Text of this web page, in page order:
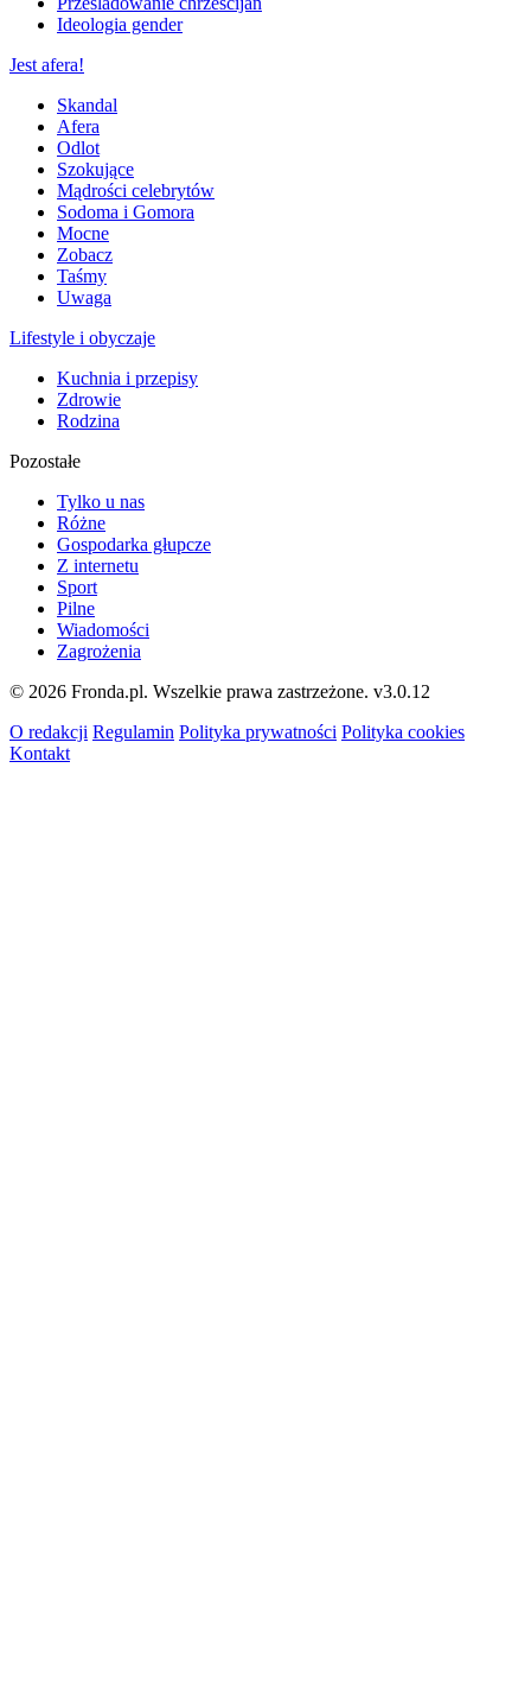
Ideologia gender
Jest afera!
Skandal
Afera
Odlot
Szokujące
Mądrości celebrytów
Sodoma i Gomora
Mocne
Zobacz
Taśmy
Uwaga
Lifestyle i obyczaje
Kuchnia i przepisy
Zdrowie
Rodzina
Pozostałe
Tylko u nas
Różne
Gospodarka głupcze
Z internetu
Sport
Pilne
Wiadomości
Zagrożenia
© 2026 Fronda.pl. Wszelkie prawa zastrzeżone. v3.0.12
O redakcji Regulamin Polityka prywatności Polityka cookies
Kontakt